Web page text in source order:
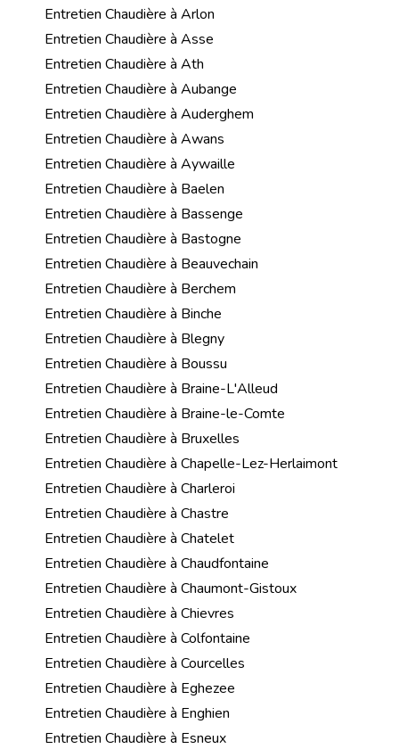
Entretien Chaudière à Arlon
Entretien Chaudière à Asse
Entretien Chaudière à Ath
Entretien Chaudière à Aubange
Entretien Chaudière à Auderghem
Entretien Chaudière à Awans
Entretien Chaudière à Aywaille
Entretien Chaudière à Baelen
Entretien Chaudière à Bassenge
Entretien Chaudière à Bastogne
Entretien Chaudière à Beauvechain
Entretien Chaudière à Berchem
Entretien Chaudière à Binche
Entretien Chaudière à Blegny
Entretien Chaudière à Boussu
Entretien Chaudière à Braine-L'Alleud
Entretien Chaudière à Braine-le-Comte
Entretien Chaudière à Bruxelles
Entretien Chaudière à Chapelle-Lez-Herlaimont
Entretien Chaudière à Charleroi
Entretien Chaudière à Chastre
Entretien Chaudière à Chatelet
Entretien Chaudière à Chaudfontaine
Entretien Chaudière à Chaumont-Gistoux
Entretien Chaudière à Chievres
Entretien Chaudière à Colfontaine
Entretien Chaudière à Courcelles
Entretien Chaudière à Eghezee
Entretien Chaudière à Enghien
Entretien Chaudière à Esneux